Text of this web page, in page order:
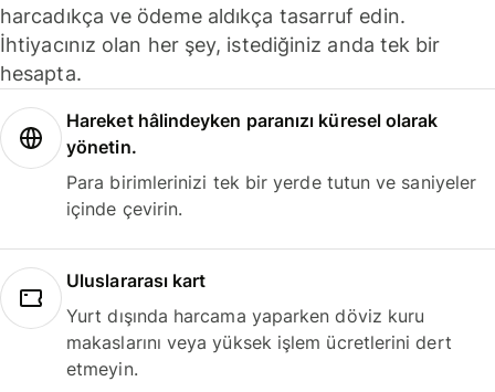
harcadıkça ve ödeme aldıkça tasarruf edin.
İhtiyacınız olan her şey, istediğiniz anda tek bir
hesapta.
Hareket hâlindeyken paranızı küresel olarak
yönetin.
Para birimlerinizi tek bir yerde tutun ve saniyeler
içinde çevirin.
Uluslararası kart
Yurt dışında harcama yaparken döviz kuru
makaslarını veya yüksek işlem ücretlerini dert
etmeyin.